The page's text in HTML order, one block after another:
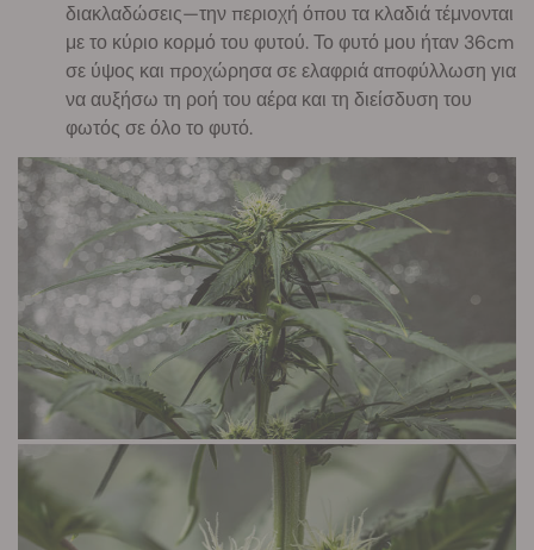
διακλαδώσεις—την περιοχή όπου τα κλαδιά τέμνονται
με το κύριο κορμό του φυτού. Το φυτό μου ήταν 36cm
σε ύψος και προχώρησα σε ελαφριά αποφύλλωση για
να αυξήσω τη ροή του αέρα και τη διείσδυση του
φωτός σε όλο το φυτό.